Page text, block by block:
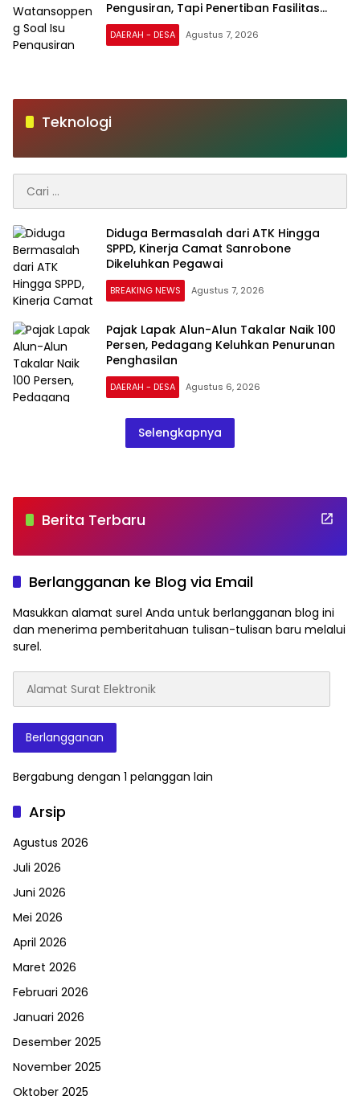
Pengusiran, Tapi Penertiban Fasilitas
PTSP
DAERAH - DESA Agustus 7, 2026
Teknologi
untuk:
Diduga Bermasalah dari ATK Hingga
SPPD, Kinerja Camat Sanrobone
Dikeluhkan Pegawai
BREAKING NEWS Agustus 7, 2026
Pajak Lapak Alun-Alun Takalar Naik 100
Persen, Pedagang Keluhkan Penurunan
Penghasilan
DAERAH - DESA Agustus 6, 2026
Selengkapnya
Berita Terbaru
Berlangganan ke Blog via Email
Masukkan alamat surel Anda untuk berlangganan blog ini
dan menerima pemberitahuan tulisan-tulisan baru melalui
surel.
Surat
Berlangganan
Bergabung dengan 1 pelanggan lain
Arsip
Agustus 2026
Juli 2026
Juni 2026
Mei 2026
April 2026
Maret 2026
Februari 2026
Januari 2026
Desember 2025
November 2025
Oktober 2025